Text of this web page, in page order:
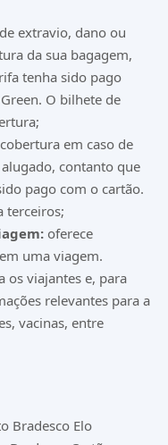
extravio, dano ou
da sua bagagem,
tenha sido pago
O bilhete de
cobertura em caso de
contanto que
pago com o cartão.
terceiros;
oferece
uma viagem.
os viajantes e, para
relevantes para a
vacinas, entre
Bradesco Elo